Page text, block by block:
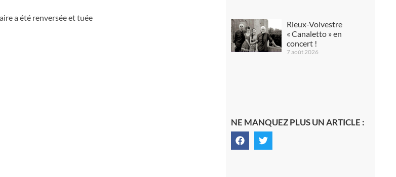
a été renversée et tuée
Rieux-Volvestre
« Canaletto » en
concert !
7 août 2026
NE MANQUEZ PLUS UN ARTICLE :